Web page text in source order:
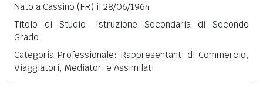
Nato a Cassino (FR) il 28/06/1964
Titolo di Studio: Istruzione Secondaria di Secondo
Grado
Categoria Professionale: Rappresentanti di Commercio,
Viaggiatori, Mediatori e Assimilati